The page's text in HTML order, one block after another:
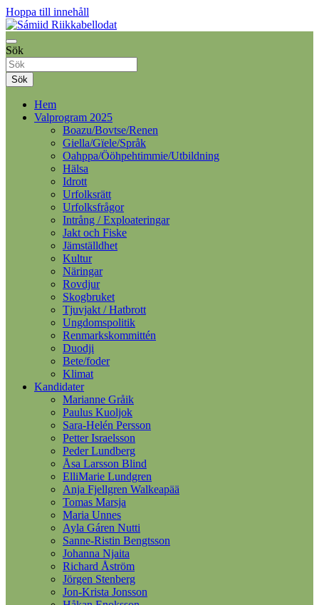
Hoppa till innehåll
Sámiid Riikkabellodat
Samelandspartiet
Sök
Sök
Hem
Valprogram 2025
Boazu/Bovtse/Renen
Giella/Gïele/Språk
Oahppa/Ööhpehtimmie/Utbildning
Hälsa
Idrott
Urfolksrätt
Urfolksfrågor
Intrång / Exploateringar
Jakt och Fiske
Jämställdhet
Kultur
Näringar
Rovdjur
Skogbruket
Tjuvjakt / Hatbrott
Ungdomspolitik
Renmarkskommittén
Duodji
Bete/foder
Klimat
Kandidater
Marianne Gråik
Paulus Kuoljok
Sara-Helén Persson
Petter Israelsson
Peder Lundberg
Åsa Larsson Blind
ElliMarie Lundgren
Anja Fjellgren Walkeapää
Tomas Marsja
Maria Unnes
Ayla Gáren Nutti
Sanne-Ristin Bengtsson
Johanna Njaita
Richard Åström
Jörgen Stenberg
Jon-Krista Jonsson